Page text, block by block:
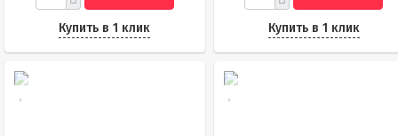
Купить в 1 клик Купить в 1 клик